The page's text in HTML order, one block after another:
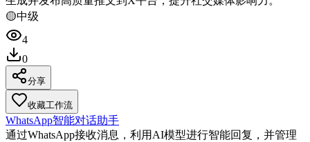
🟡中级
4
0
分享
收藏工作流
WhatsApp智能对话助手
通过WhatsApp接收消息，利用AI模型进行智能回复，并管理